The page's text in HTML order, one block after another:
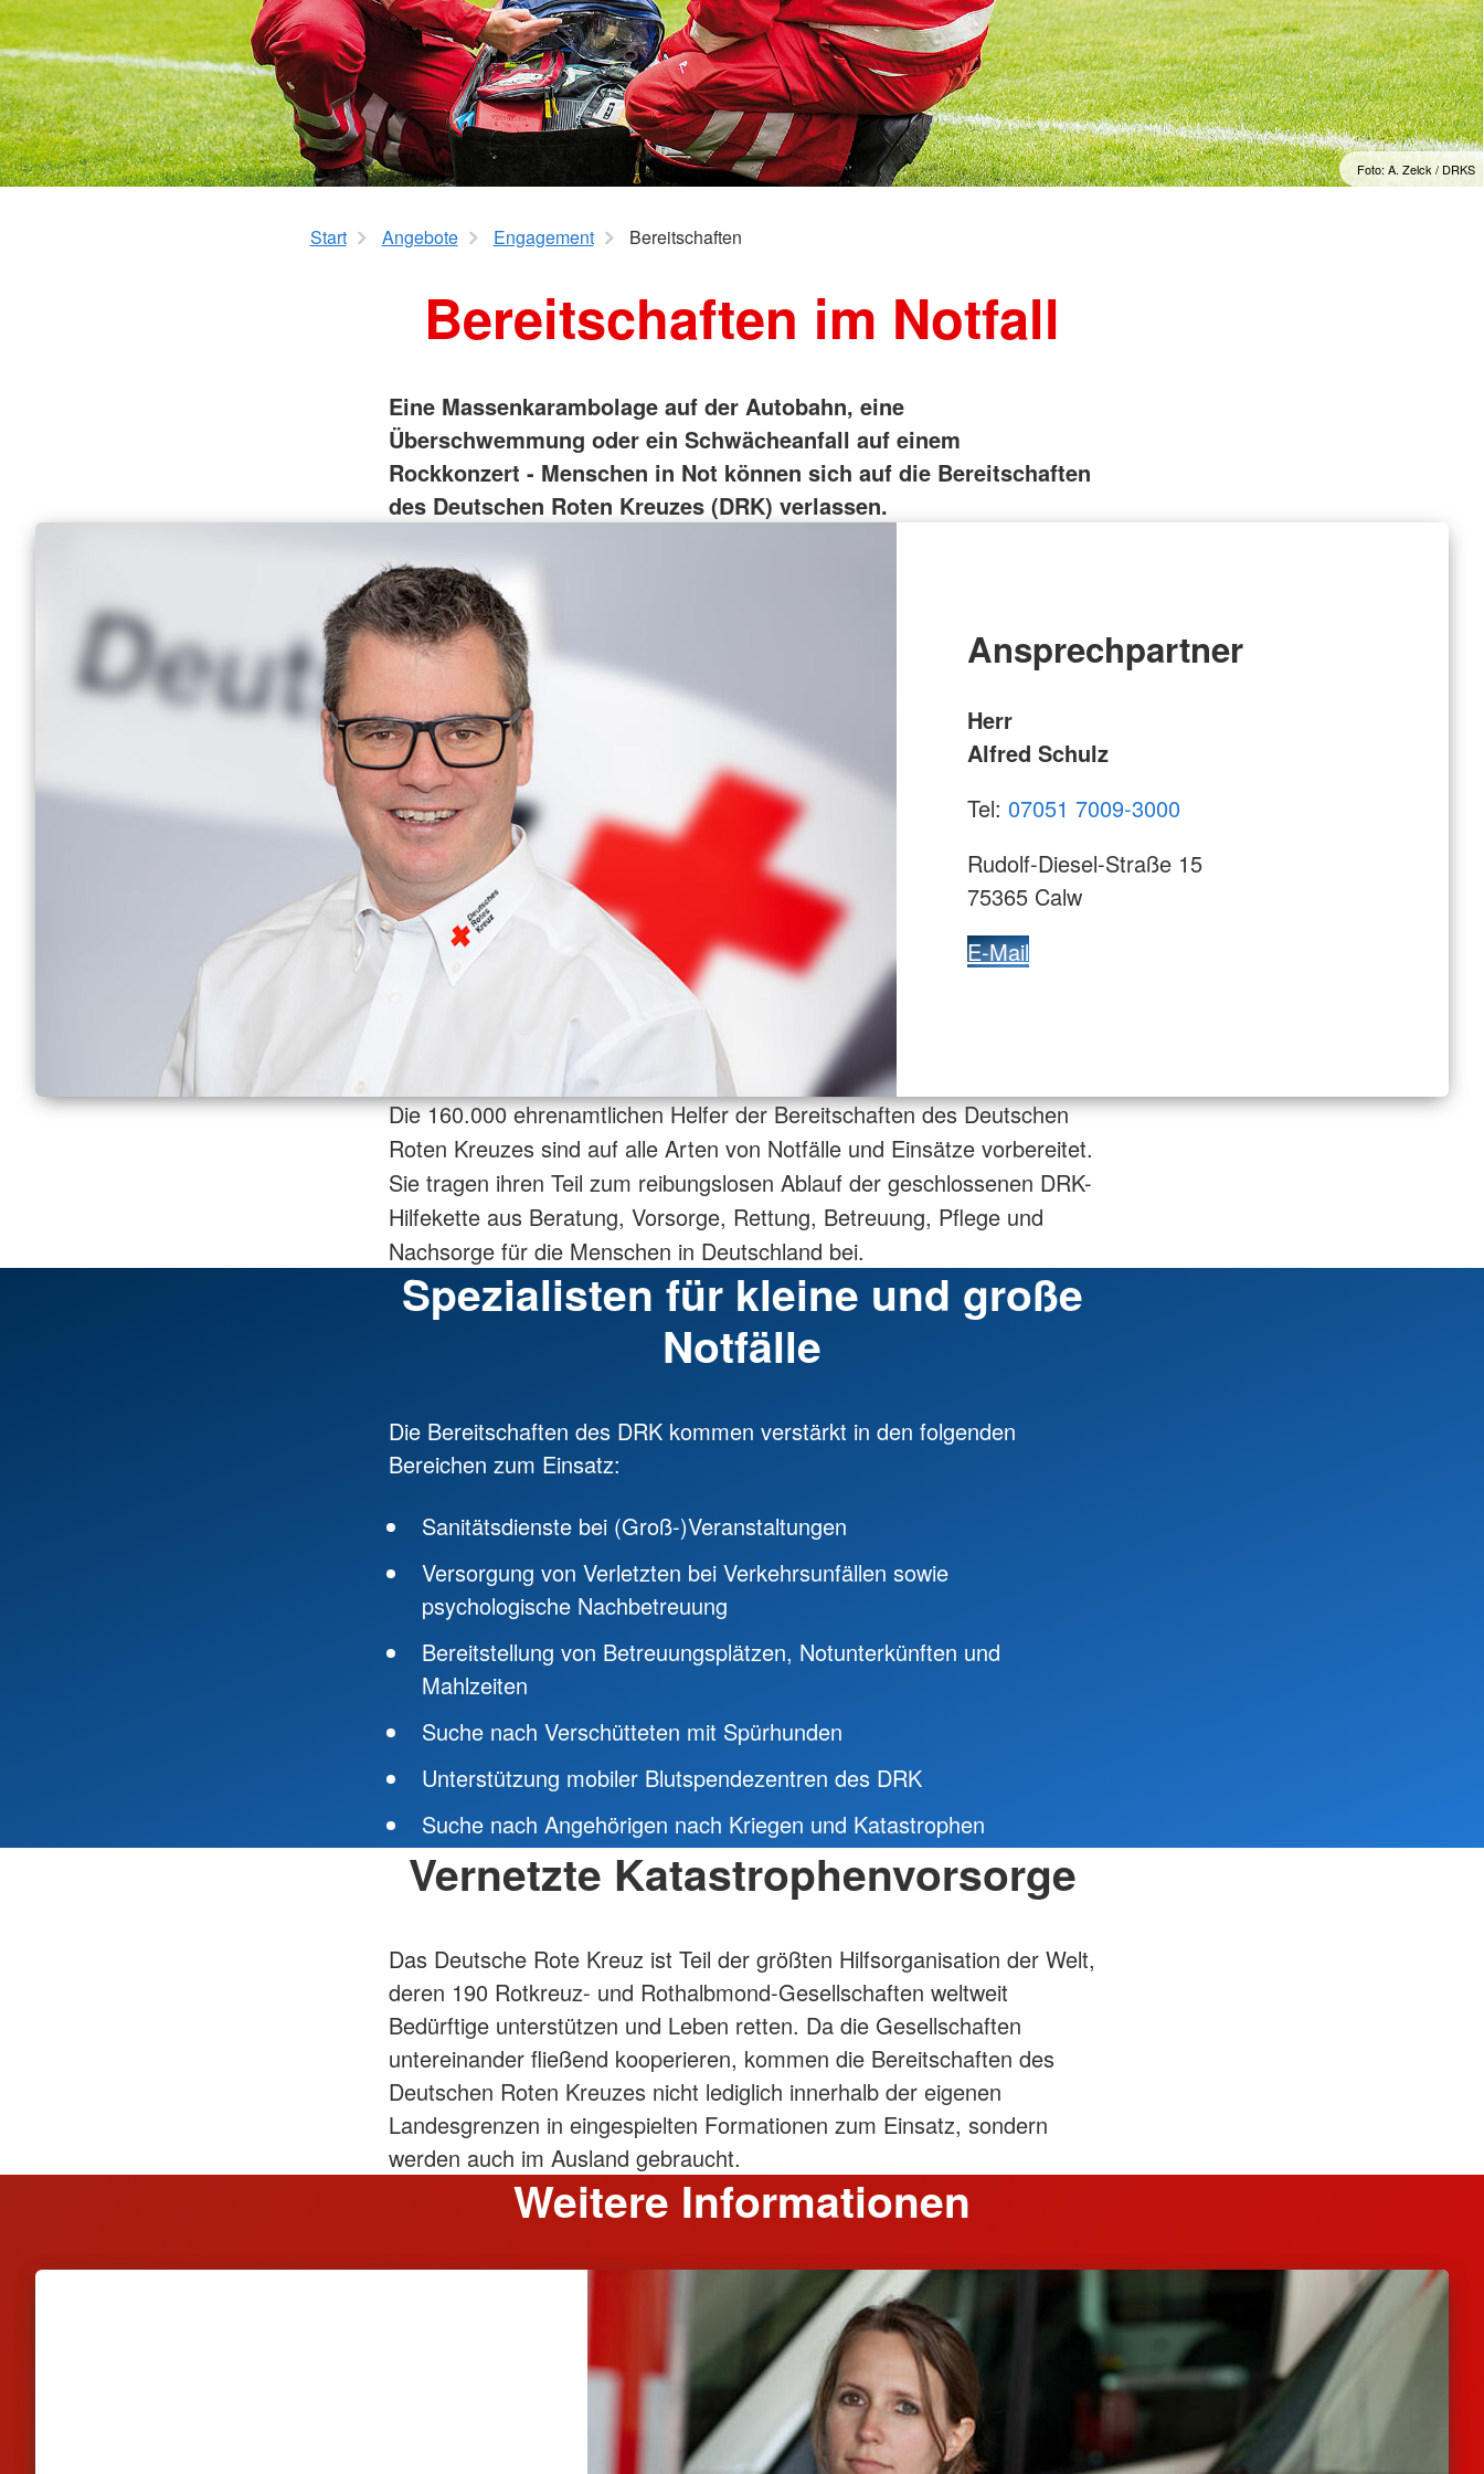
Tagespflege
AED-Standorte
Wohlfahrt und Sozialarbeit
Kinder, Jugend und Familie
Babysitterausbildung
Jugendrotkreuz
Virtueller Rettungswagen
Wiederbelebung an Schulen
Suchdienst
Kreisauskunftsbüro
Suchdienst
Psychosoziale Notfallversorgung
Rettungsdienst
Rettungshundearbeit
Sanitätsdienst
Schnelleinsatzgruppen
Rotkreuzkurs EH Forst
Foto: A. Zelck / DRKS
Start Angebote Engagement Bereitschaften
Bereitschaften im Notfall
Eine Massenkarambolage auf der Autobahn, eine
Überschwemmung oder ein Schwächeanfall auf einem
Rockkonzert - Menschen in Not können sich auf die Bereitschaften
des Deutschen Roten Kreuzes (DRK) verlassen.
Ansprechpartner
Herr
Alfred Schulz
Tel: 07051 7009-3000
Rudolf-Diesel-Straße 15
75365 Calw
E-Mail
Die 160.000 ehrenamtlichen Helfer der Bereitschaften des Deutschen
Roten Kreuzes sind auf alle Arten von Notfälle und Einsätze vorbereitet.
Sie tragen ihren Teil zum reibungslosen Ablauf der geschlossenen DRK-
Hilfekette aus Beratung, Vorsorge, Rettung, Betreuung, Pflege und
Nachsorge für die Menschen in Deutschland bei.
Spezialisten für kleine und große
Notfälle
Die Bereitschaften des DRK kommen verstärkt in den folgenden
Bereichen zum Einsatz:
Sanitätsdienste bei (Groß-)Veranstaltungen
Versorgung von Verletzten bei Verkehrsunfällen sowie
psychologische Nachbetreuung
Bereitstellung von Betreuungsplätzen, Notunterkünften und
Mahlzeiten
Suche nach Verschütteten mit Spürhunden
Unterstützung mobiler Blutspendezentren des DRK
Suche nach Angehörigen nach Kriegen und Katastrophen
Vernetzte Katastrophenvorsorge
Das Deutsche Rote Kreuz ist Teil der größten Hilfsorganisation der Welt,
deren 190 Rotkreuz- und Rothalbmond-Gesellschaften weltweit
Bedürftige unterstützen und Leben retten. Da die Gesellschaften
untereinander fließend kooperieren, kommen die Bereitschaften des
Deutschen Roten Kreuzes nicht lediglich innerhalb der eigenen
Landesgrenzen in eingespielten Formationen zum Einsatz, sondern
werden auch im Ausland gebraucht.
Weitere Informationen